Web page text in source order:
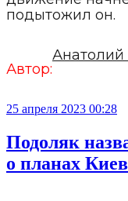
подытожил он.
Автор:
25 апреля 2023 00:28
Подоляк
о планах